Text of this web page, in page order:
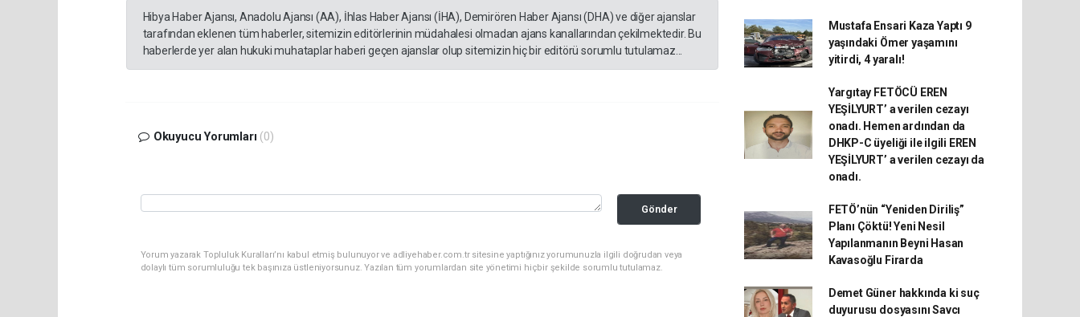
Hibya Haber Ajansı, Anadolu Ajansı (AA), İhlas Haber Ajansı (İHA), Demirören Haber Ajansı (DHA) ve diğer ajanslar
tarafından eklenen tüm haberler, sitemizin editörlerinin müdahalesi olmadan ajans kanallarından çekilmektedir. Bu
haberlerde yer alan hukuki muhataplar haberi geçen ajanslar olup sitemizin hiç bir editörü sorumlu tutulamaz...
Okuyucu Yorumları (0)
Gönder
Yorum yazarak Topluluk Kuralları’nı kabul etmiş bulunuyor ve adliyehaber.com.tr sitesine yaptığınız yorumunuzla ilgili doğrudan veya
dolaylı tüm sorumluluğu tek başınıza üstleniyorsunuz. Yazılan tüm yorumlardan site yönetimi hiçbir şekilde sorumlu tutulamaz.
Mustafa Ensari Kaza Yaptı 9
yaşındaki Ömer yaşamını
yitirdi, 4 yaralı!
Yargıtay FETÖCÜ EREN
YEŞİLYURT’ a verilen cezayı
onadı. Hemen ardından da
DHKP-C üyeliği ile ilgili EREN
YEŞİLYURT’ a verilen cezayı da
onadı.
FETÖ’nün “Yeniden Diriliş”
Planı Çöktü! Yeni Nesil
Yapılanmanın Beyni Hasan
Kavasoğlu Firarda
Demet Güner hakkında ki suç
duyurusu dosyasını Savcı